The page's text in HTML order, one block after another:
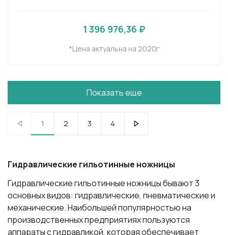
1 396 976,36 ₽
*Цена актуальна на 2020г
Показать еще
1 2 3 4
Гидравлические гильотинные ножницы
Гидравлические гильотинные ножницы бывают 3
основных видов: гидравлические, пневматические и
механические. Наибольшей популярностью на
производственных предприятиях пользуются
аппараты с гидравликой, которая обеспечивает